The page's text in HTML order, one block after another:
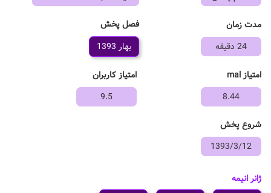
مدت زمان
24 دقیقه
فصل پخش
بهار 1393
امتیاز mal
8.44
امتیاز کاربران
9.5
شروع پخش
1393/3/12
ژانر انیمه